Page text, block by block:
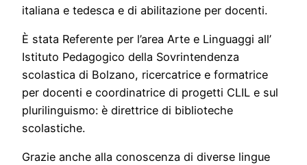
italiana e tedesca e di abilitazione per docenti.
È stata Referente per l’area Arte e Linguaggi all’
Istituto Pedagogico della Sovrintendenza
scolastica di Bolzano, ricercatrice e formatrice
per docenti e coordinatrice di progetti CLIL e sul
plurilinguismo: è direttrice di biblioteche
scolastiche.
Grazie anche alla conoscenza di diverse lingue